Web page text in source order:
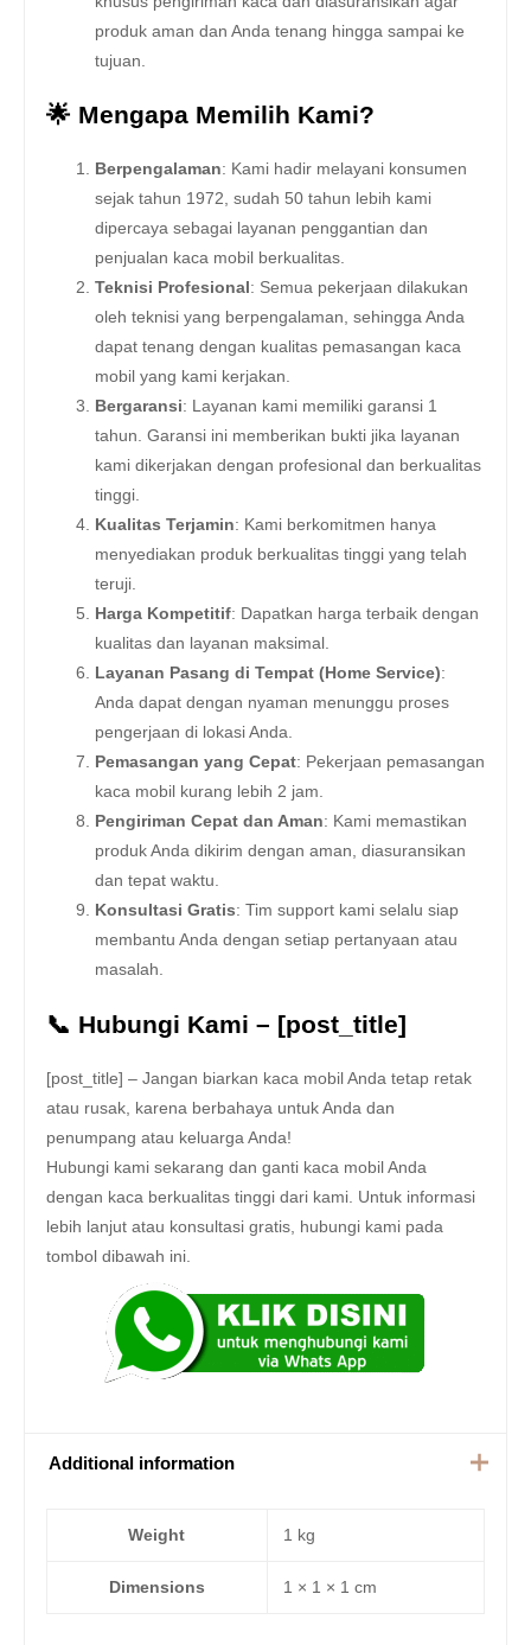
produk aman dan Anda tenang hingga sampai ke
tujuan.
🌟 Mengapa Memilih Kami?
Berpengalaman: Kami hadir melayani konsumen
sejak tahun 1972, sudah 50 tahun lebih kami
dipercaya sebagai layanan penggantian dan
penjualan kaca mobil berkualitas.
Teknisi Profesional : Semua pekerjaan dilakukan
oleh teknisi yang berpengalaman, sehingga Anda
dapat tenang dengan kualitas pemasangan kaca
mobil yang kami kerjakan.
Bergaransi: Layanan kami memiliki garansi 1
tahun. Garansi ini memberikan bukti jika layanan
kami dikerjakan dengan profesional dan berkualitas
tinggi.
Kualitas Terjamin: Kami berkomitmen hanya
menyediakan produk berkualitas tinggi yang telah
teruji.
Harga Kompetitif: Dapatkan harga terbaik dengan
kualitas dan layanan maksimal.
Layanan Pasang di Tempat (Home Service):
Anda dapat dengan nyaman menunggu proses
pengerjaan di lokasi Anda.
Pemasangan yang Cepat: Pekerjaan pemasangan
kaca mobil kurang lebih 2 jam.
Pengiriman Cepat dan Aman: Kami memastikan
produk Anda dikirim dengan aman, diasuransikan
dan tepat waktu.
Konsultasi Gratis: Tim support kami selalu siap
membantu Anda dengan setiap pertanyaan atau
masalah.
📞 Hubungi Kami – [post_title]
[post_title] – Jangan biarkan kaca mobil Anda tetap retak
atau rusak, karena berbahaya untuk Anda dan
penumpang atau keluarga Anda!
Hubungi kami sekarang dan ganti kaca mobil Anda
dengan kaca berkualitas tinggi dari kami. Untuk informasi
lebih lanjut atau konsultasi gratis, hubungi kami pada
tombol dibawah ini.
Additional information
Weight 1 kg
Dimensions 1 × 1 × 1 cm